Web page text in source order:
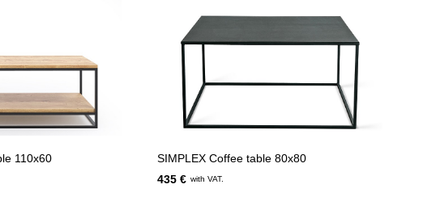
110x60
SIMPLEX Coffee table 80x80
435 € with VAT.